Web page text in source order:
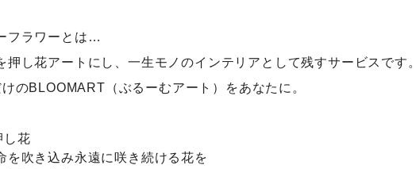
フラワーとは…
押し花アートにし、一生モノのインテリアとして残すサービスです。
のBLOOMART（ぶるーむアート）をあなたに。
し花
を吹き込み永遠に咲き続ける花を